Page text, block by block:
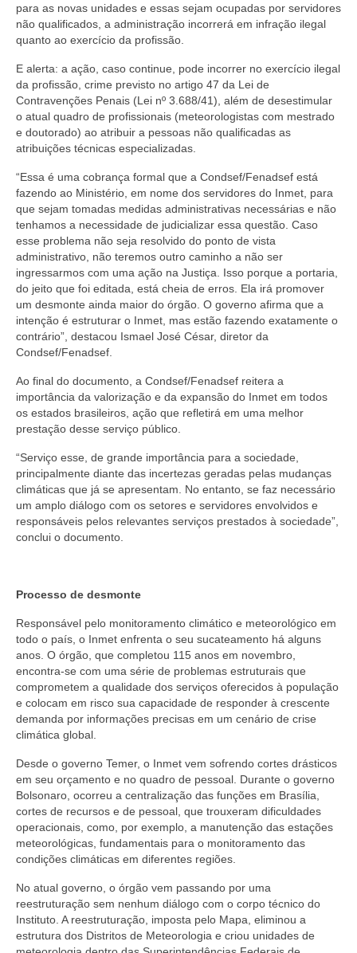
para as novas unidades e essas sejam ocupadas por servidores
não qualificados, a administração incorrerá em infração ilegal
quanto ao exercício da profissão.
E alerta: a ação, caso continue, pode incorrer no exercício ilegal
da profissão, crime previsto no artigo 47 da Lei de
Contravenções Penais (Lei nº 3.688/41), além de desestimular
o atual quadro de profissionais (meteorologistas com mestrado
e doutorado) ao atribuir a pessoas não qualificadas as
atribuições técnicas especializadas.
“Essa é uma cobrança formal que a Condsef/Fenadsef está
fazendo ao Ministério, em nome dos servidores do Inmet, para
que sejam tomadas medidas administrativas necessárias e não
tenhamos a necessidade de judicializar essa questão. Caso
esse problema não seja resolvido do ponto de vista
administrativo, não teremos outro caminho a não ser
ingressarmos com uma ação na Justiça. Isso porque a portaria,
do jeito que foi editada, está cheia de erros. Ela irá promover
um desmonte ainda maior do órgão. O governo afirma que a
intenção é estruturar o Inmet, mas estão fazendo exatamente o
contrário”, destacou Ismael José César, diretor da
Condsef/Fenadsef.
Ao final do documento, a Condsef/Fenadsef reitera a
importância da valorização e da expansão do Inmet em todos
os estados brasileiros, ação que refletirá em uma melhor
prestação desse serviço público.
“Serviço esse, de grande importância para a sociedade,
principalmente diante das incertezas geradas pelas mudanças
climáticas que já se apresentam. No entanto, se faz necessário
um amplo diálogo com os setores e servidores envolvidos e
responsáveis pelos relevantes serviços prestados à sociedade”,
conclui o documento.
Processo de desmonte
Responsável pelo monitoramento climático e meteorológico em
todo o país, o Inmet enfrenta o seu sucateamento há alguns
anos. O órgão, que completou 115 anos em novembro,
encontra-se com uma série de problemas estruturais que
comprometem a qualidade dos serviços oferecidos à população
e colocam em risco sua capacidade de responder à crescente
demanda por informações precisas em um cenário de crise
climática global.
Desde o governo Temer, o Inmet vem sofrendo cortes drásticos
em seu orçamento e no quadro de pessoal. Durante o governo
Bolsonaro, ocorreu a centralização das funções em Brasília,
cortes de recursos e de pessoal, que trouxeram dificuldades
operacionais, como, por exemplo, a manutenção das estações
meteorológicas, fundamentais para o monitoramento das
condições climáticas em diferentes regiões.
No atual governo, o órgão vem passando por uma
reestruturação sem nenhum diálogo com o corpo técnico do
Instituto. A reestruturação, imposta pelo Mapa, eliminou a
estrutura dos Distritos de Meteorologia e criou unidades de